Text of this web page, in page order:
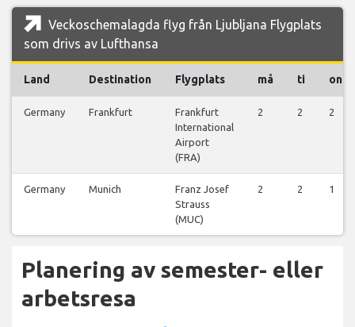
Veckoschemalagda flyg från Ljubljana Flygplats
som drivs av Lufthansa
Land Destination Flygplats må ti on
Germany Frankfurt
Frankfurt
International
Airport
(FRA)
2 2 2
Germany Munich
Franz Josef
Strauss
(MUC)
2 2 1
Planering av semester- eller
arbetsresa